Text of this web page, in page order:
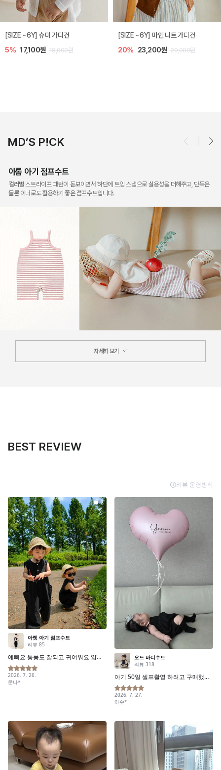
밀라 아기 점프수트
10% 30,600원
밀라 아기 셋업
40% 26,400원 44,000원
MD’S P!CK
아롬 아기 점프수트
컬러별 스트라이프 패턴이 돋보이면서 하단에 트임 스냅으로 실용성을 더해주고, 단독은
물론 이너로도 활용하기 좋은 점프수트입니다.
자세히 보기
BEST REVIEW